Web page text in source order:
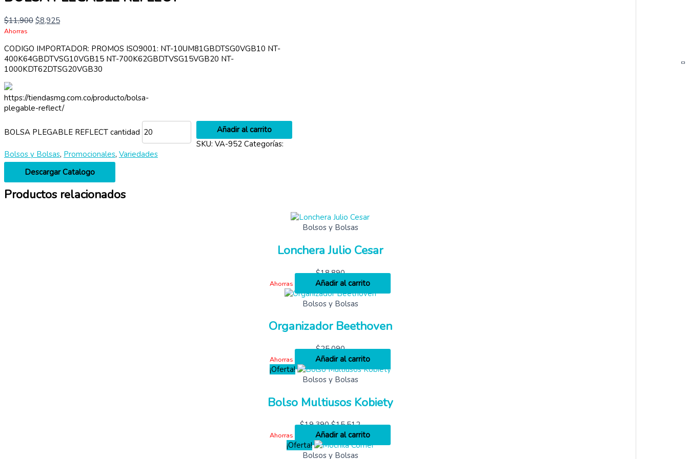
$11,900 $8,925
Ahorras
CODIGO IMPORTADOR: PROMOS ISO9001: NT-10UM81GBDTSG0VGB10 NT-
400K64GBDTVSG10VGB15 NT-700K62GBDTVSG15VGB20 NT-
1000KDT62DTSG20VGB30
https://tiendasmg.com.co/producto/bolsa-
plegable-reflect/
BOLSA PLEGABLE REFLECT cantidad
Añadir al carrito
SKU: VA-952 Categorías:
Bolsos y Bolsas, Promocionales, Variedades
Descargar Catalogo
Productos relacionados
Bolsos y Bolsas
Lonchera Julio Cesar
$18,890
Ahorras
Añadir al carrito
Bolsos y Bolsas
Organizador Beethoven
$25,090
Ahorras
Añadir al carrito
¡Oferta!
Bolsos y Bolsas
Bolso Multiusos Kobiety
$19,390 $15,512
Ahorras
Añadir al carrito
¡Oferta!
Bolsos y Bolsas